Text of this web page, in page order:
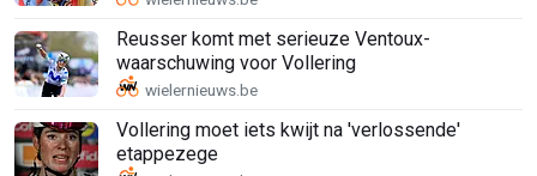
Reusser komt met serieuze Ventoux-
waarschuwing voor Vollering
Vollering moet iets kwijt na 'verlossende'
etappezege